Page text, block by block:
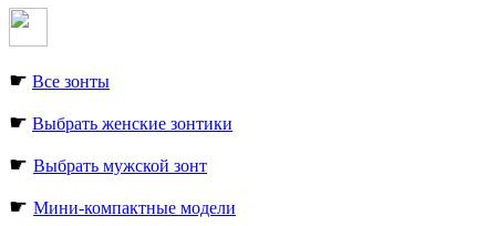
☛ Все зонты
☛ Выбрать женские зонтики
☛ Выбрать мужской зонт
☛ Мини-компактные модели